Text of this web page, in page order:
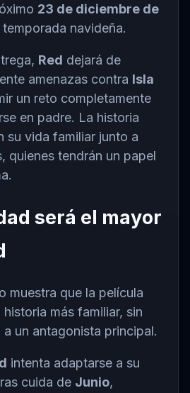
23 de diciembre de
navideña.
Red dejará de
amenazas contra Isla
un reto completamente
en padre. La historia
su vida familiar junto a
quienes tendrán un papel
será el mayor
muestra que la película
más familiar, sin
un antagonista principal.
intenta adaptarse a su
cuida de Junio,